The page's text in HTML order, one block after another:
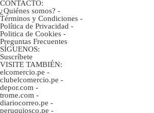
CONTACTO:
¿Quiénes somos? -
Términos y Condiciones -
Política de Privacidad -
Politica de Cookies -
Preguntas Frecuentes
SÍGUENOS:
Suscríbete
VISITE TAMBIÉN:
elcomercio.pe -
clubelcomercio.pe -
depor.com -
trome.com -
diariocorreo.pe -
peruquiosco.pe -